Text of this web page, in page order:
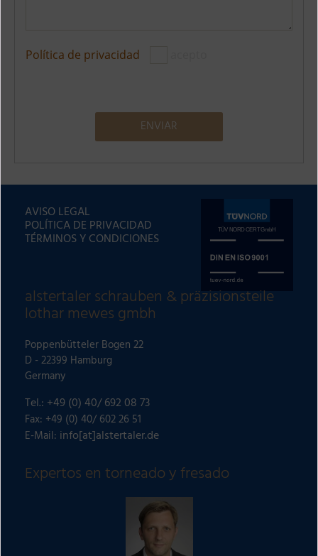
Política de privacidad
e
r
n
i
v
:
AVISO LEGAL
POLÍTICA DE PRIVACIDAD
TÉRMINOS Y CONDICIONES
alstertaler schrauben & präzisionsteile
lothar mewes gmbh
Poppenbütteler Bogen 22
D - 22399 Hamburg
Germany
Tel.: +49 (0) 40/ 692 08 73
Fax: +49 (0) 40/ 602 26 51
E-Mail: info[at]alstertaler.de
Expertos en torneado y fresado